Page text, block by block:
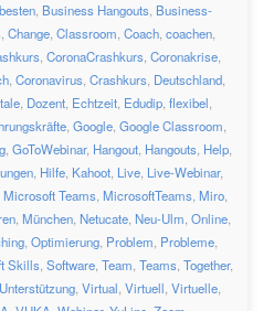
besten, Business Hangouts, Business-
, Change, Classroom, Coach, coachen,
, CoronaCrashkurs, Coronakrise,
, Coronavirus, Crashkurs, Deutschland,
, Dozent, Echtzeit, Edudip, flexibel,
, Google, Google Classroom,
, GoToWebinar, Hangout, Hangouts, Help,
, Hilfe, Kahoot, Live, Live-Webinar,
Microsoft Teams, MicrosoftTeams, Miro,
, München, Netucate, Neu-Ulm, Online,
, Optimierung, Problem, Probleme,
Skills, Software, Team, Teams, Together,
Unterstützung, Virtual, Virtuell, Virtuelle,